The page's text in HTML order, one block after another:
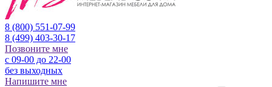
8 (800) 551-07-99
8 (499) 403-30-17
Позвоните мне
с 09-00 до 22-00
без выходных
Напишите мне